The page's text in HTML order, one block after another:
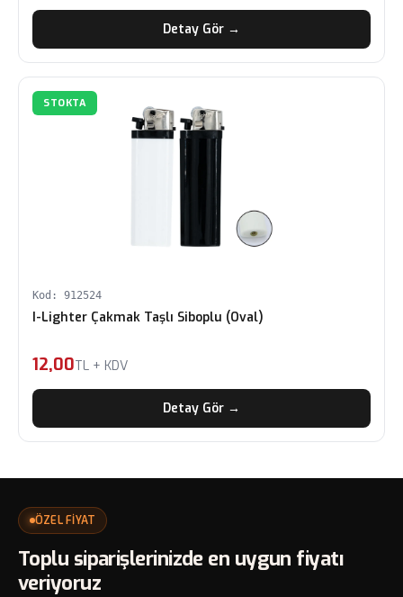
Detay Gör →
STOKTA
Kod: 912524
I-Lighter Çakmak Taşlı Siboplu (Oval)
12,00TL + KDV
Detay Gör →
ÖZEL FİYAT
Toplu siparişlerinizde en uygun fiyatı
veriyoruz